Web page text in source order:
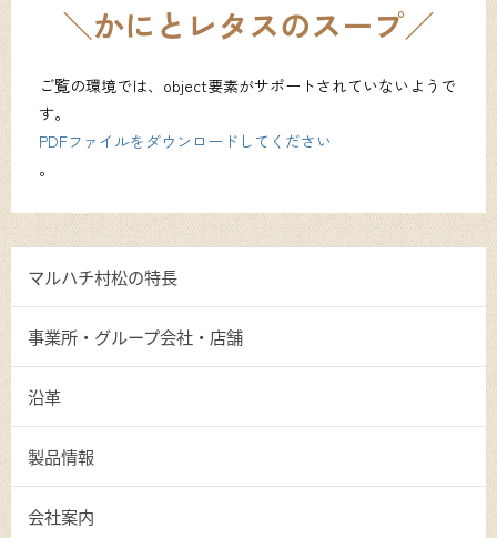
かにとレタスのスープ
ご覧の環境では、object要素がサポートされていないようで
す。
PDFファイルをダウンロードしてください
。
マルハチ村松の特長
事業所・グループ会社・店舗
沿革
製品情報
会社案内